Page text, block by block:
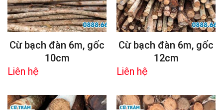
Cừ bạch đàn 6m, gốc
10cm
Liên hệ
Cừ bạch đàn 6m, gốc
12cm
Liên hệ